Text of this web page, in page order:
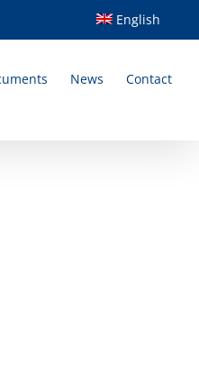
English
News Contact